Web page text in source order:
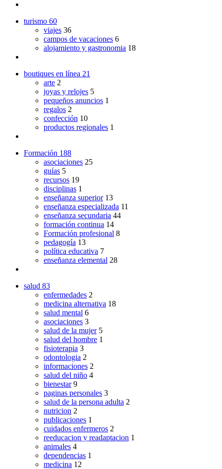
turismo 60
viajes 36
campos de vacaciones 6
alojamiento y gastronomia 18
boutiques en línea 21
arte 2
joyas y relojes 5
pequeños anuncios 1
regalos 2
confección 10
productos regionales 1
Formación 188
asociaciones 25
guías 5
recursos 19
disciplinas 1
enseñanza superior 13
enseñanza especializada 11
enseñanza secundaria 44
formación continua 14
Formación profesional 8
pedagogía 13
política educativa 7
enseñanza elemental 28
salud 83
enfermedades 2
medicina alternativa 18
salud mental 6
asociaciones 3
salud de la mujer 5
salud del hombre 1
fisioterapia 3
odontologia 2
informaciones 2
salud del niño 4
bienestar 9
paginas personales 3
salud de la persona adulta 2
nutricion 2
publicaciones 1
cuidados enfermeros 2
reeducacion y readaptacion 1
animales 4
dependencias 1
medicina 12